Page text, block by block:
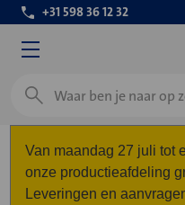
+31 598 36 12 32
Zoeken
Van maandag 27 juli tot
onze productieafdeling
Leveringen en